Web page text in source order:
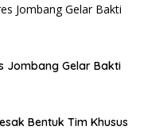
Jombang Gelar Bakti
Bentuk Tim Khusus